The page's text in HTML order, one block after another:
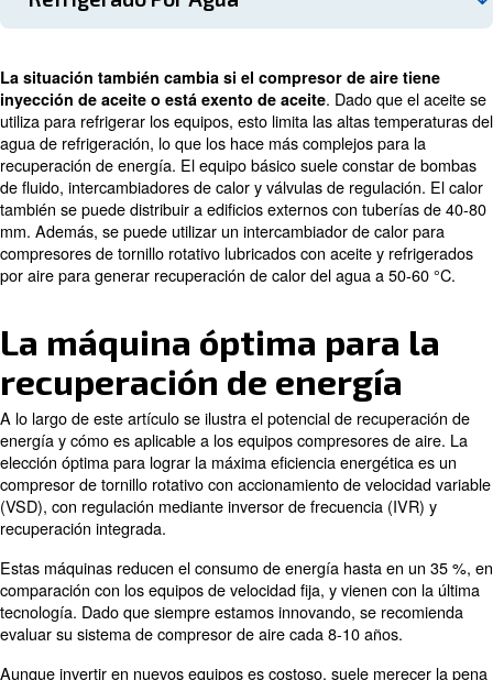
Dado que los compresores de aire vienen con métodos
cualquiera de las opciones.
Refrigerado Por Aire
Con los compresores refrigerados por aire, la
energía recuperada depende de la carga de trabajo,
accionamiento de velocidad variable (VSD). Las
comunes para este tipo incluyen la toma de calor
del escape o el uso de un intercambiador de calor
continuación, este calor se utiliza para mantener
instalación con un ventilador.
Refrigerado Por Agua
La situación también cambia si el compresor de